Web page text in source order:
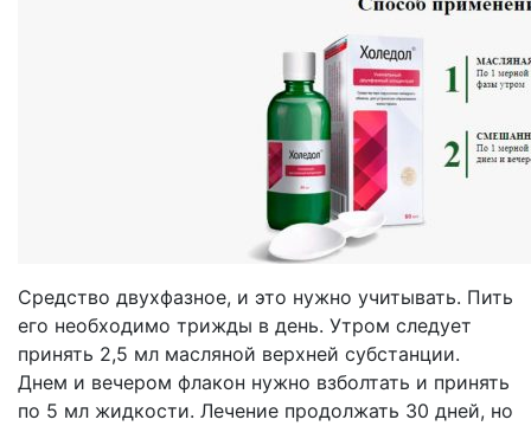
Средство двухфазное, и это нужно учитывать. Пить
его необходимо трижды в день. Утром следует
принять 2,5 мл масляной верхней субстанции.
Днем и вечером флакон нужно взболтать и принять
по 5 мл жидкости. Лечение продолжать 30 дней, но